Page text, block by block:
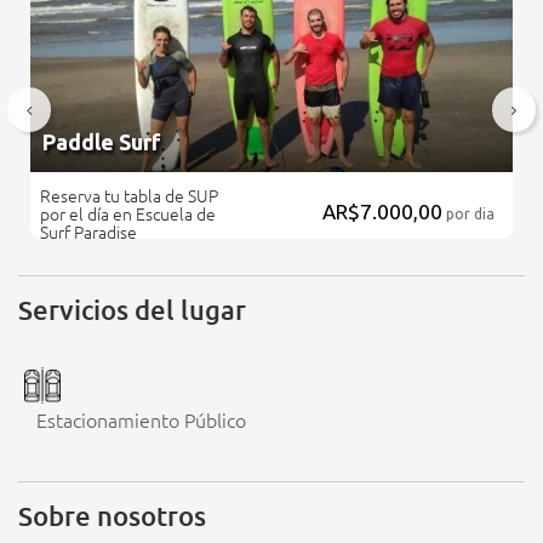
Paddle Surf
Reserva tu tabla de SUP
por el día en Escuela de
Surf Paradise
AR$7.000,00 por dia
Servicios del lugar
Estacionamiento Público
Sobre nosotros